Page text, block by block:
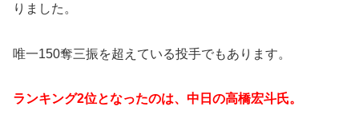
りました。
唯一150奪三振を超えている投手でもあります。
ランキング2位となったのは、中日の高橋宏斗氏。